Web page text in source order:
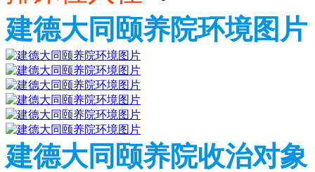
建德大同颐养院环境图片
建德大同颐养院收治对象